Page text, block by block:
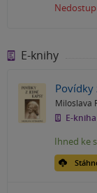
E-knihy
Povídky
Miloslava
E-kniha
Ihned ke